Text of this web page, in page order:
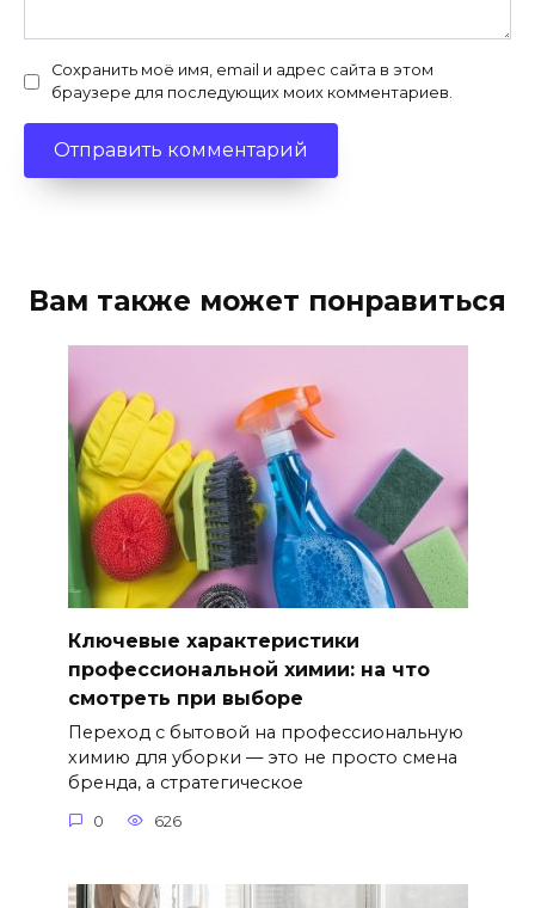
Сохранить моё имя, email и адрес сайта в этом
браузере для последующих моих комментариев.
Вам также может понравиться
Ключевые характеристики
профессиональной химии: на что
смотреть при выборе
Переход с бытовой на профессиональную
химию для уборки — это не просто смена
бренда, а стратегическое
0 626